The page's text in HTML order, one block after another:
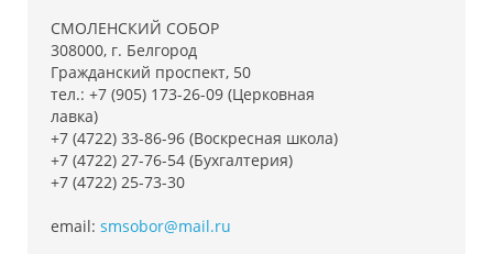
СМОЛЕНСКИЙ СОБОР
308000, г. Белгород
Гражданский проспект, 50
тел.: +7 (905) 173-26-09 (Церковная
лавка)
+7 (4722) 33-86-96 (Воскресная школа)
+7 (4722) 27-76-54 (Бухгалтерия)
+7 (4722) 25-73-30
email: smsobor@mail.ru